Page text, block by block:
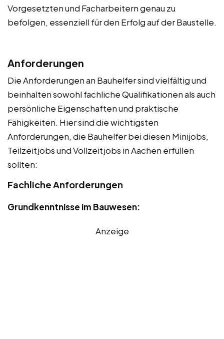
Vorgesetzten und Facharbeitern genau zu
befolgen, essenziell für den Erfolg auf der Baustelle.
Anforderungen
Die Anforderungen an Bauhelfer sind vielfältig und
beinhalten sowohl fachliche Qualifikationen als auch
persönliche Eigenschaften und praktische
Fähigkeiten. Hier sind die wichtigsten
Anforderungen, die Bauhelfer bei diesen Minijobs,
Teilzeitjobs und Vollzeitjobs in Aachen erfüllen
sollten:
Fachliche Anforderungen
Grundkenntnisse im Bauwesen:
Anzeige